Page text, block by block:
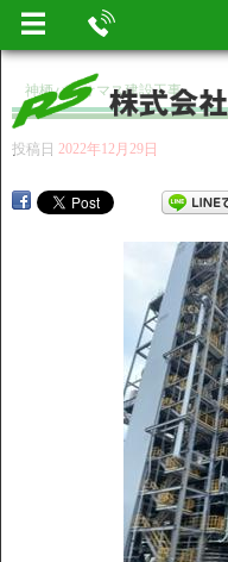
神栖バイオマス建設工事
投稿日 2022年12月29日